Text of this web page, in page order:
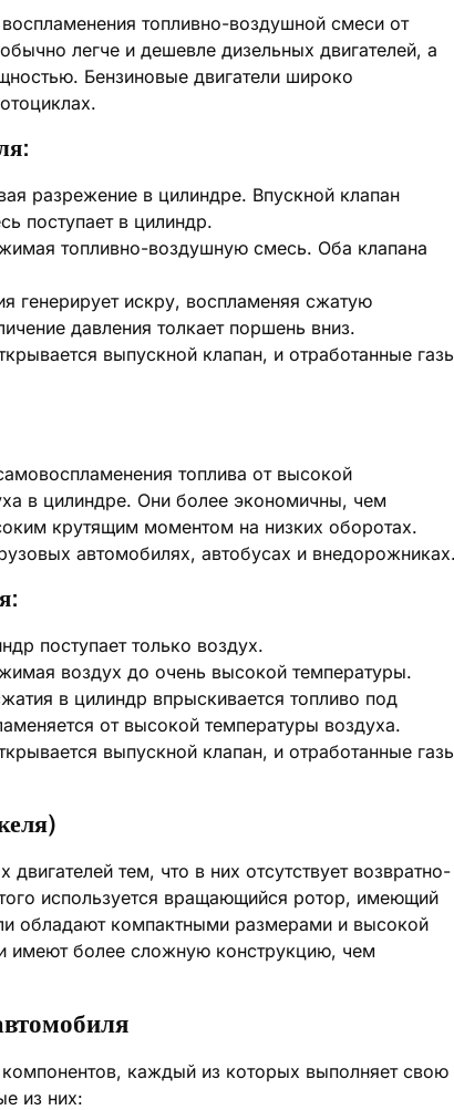
топливно-воздушной смеси от
легче и дешевле дизельных двигателей, а
Бензиновые двигатели широко
разрежение в цилиндре. Впускной клапан
поступает в цилиндр.
топливно-воздушную смесь. Оба клапана
генерирует искру, воспламеняя сжатую
давления толкает поршень вниз.
выпускной клапан, и отработанные
топлива от высокой
в цилиндре. Они более экономичны, чем
крутящим моментом на низких оборотах.
автомобилях, автобусах и внедорожниках.
поступает только воздух.
воздух до очень высокой температуры.
в цилиндр впрыскивается топливо под
от высокой температуры воздуха.
выпускной клапан, и отработанные
тем, что в них отсутствует возвратно-
используется вращающийся ротор, имеющий
обладают компактными размерами и высокой
имеют более сложную конструкцию, чем
каждый из которых выполняет свою
из них: